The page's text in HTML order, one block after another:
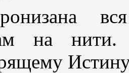
вся
на нити.